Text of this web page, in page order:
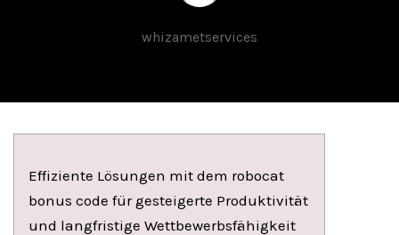
whizametservices
Effiziente Lösungen mit dem robocat
bonus code für gesteigerte Produktivität
und langfristige Wettbewerbsfähigkeit